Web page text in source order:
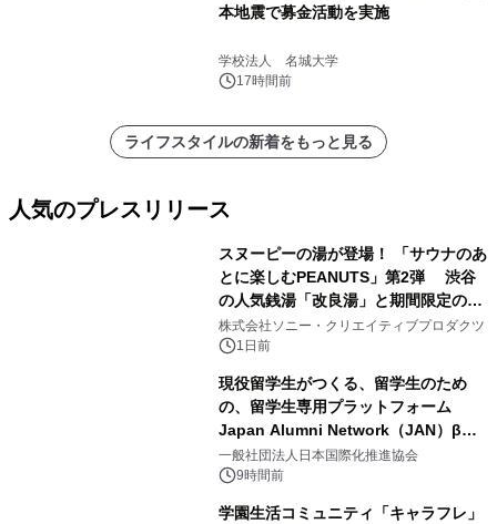
本地震で募金活動を実施
学校法人 名城大学
17時間前
ライフスタイルの新着をもっと見る
人気のプレスリリース
スヌーピーの湯が登場！ 「サウナのあ
とに楽しむPEANUTS」第2弾 渋谷
の人気銭湯「改良湯」と期間限定のコ
ラボレーション サウナイキタイコラ
ボグッズも発売決定！
株式会社ソニー・クリエイティブプロダクツ
1日前
現役留学生がつくる、留学生のため
の、留学生専用プラットフォーム
Japan Alumni Network（JAN）β版
をリリース
一般社団法人日本国際化推進協会
9時間前
学園生活コミュニティ「キャラフレ」